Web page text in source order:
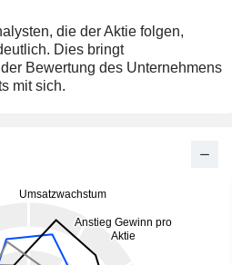
die der Aktie folgen,
Dies bringt
Bewertung des Unternehmens
mit sich.